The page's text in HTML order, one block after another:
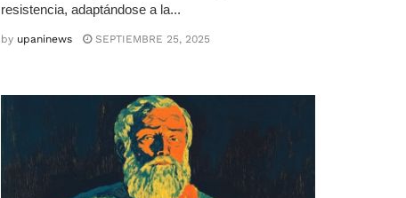
resistencia, adaptándose a la...
by upaninews SEPTIEMBRE 25, 2025